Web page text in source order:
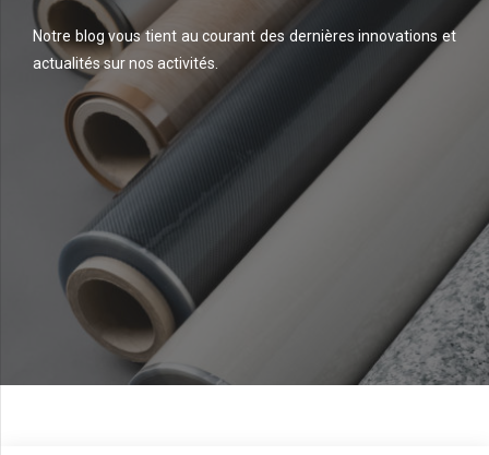
Notre blog vous tient au courant des dernières innovations et
actualités sur nos activités.